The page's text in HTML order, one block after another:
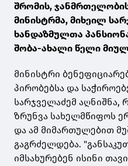
შრომის,
მინისტრმა, მიხეილ
ხანდაზმულთა
შობა-ახალი წელი
მინისტრი
პირობებსა და
სარჯველაძემ აღნიშნა,
ზრუნვა სახელმწიფოს
და ამ მიმართულებით
გაგრძელდება.
იმსახურებენ ისინი